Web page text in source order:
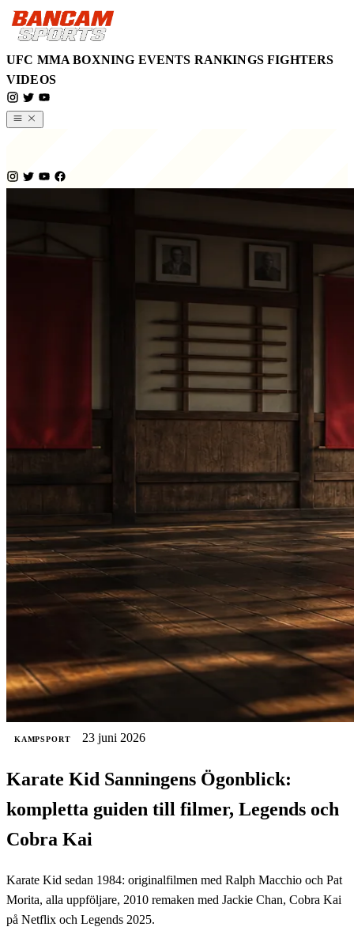
UFC MMABOXNING EVENTS RANKINGSFIGHTERS
VIDEOS
KAMPSPORT 23 juni 2026
Karate Kid Sanningens Ögonblick:
kompletta guiden till filmer, Legends och
Cobra Kai
Karate Kid sedan 1984: originalfilmen med Ralph Macchio och Pat
Morita, alla uppföljare, 2010 remaken med Jackie Chan, Cobra Kai
på Netflix och Legends 2025.